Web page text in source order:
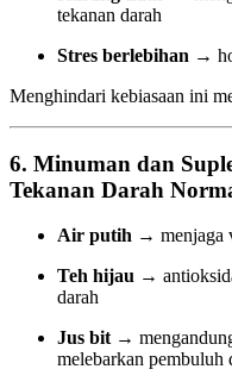
tekanan darah
Stres berlebihan →
Menghindari kebiasaan ini
6. Minuman dan
Tekanan Darah
Air putih → menjaga
Teh hijau →
darah
Jus bit→
melebarkan pembuluh